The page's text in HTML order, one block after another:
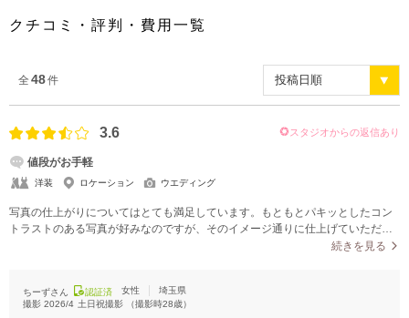
海での撮影 スタジオでの撮影
クチコミ・評判・費用一覧
全 48件
3.6 スタジオからの返信あり
値段がお手軽
洋装 ロケーション ウエディング
写真の仕上がりについてはとても満足しています。もともとパキッとしたコン
トラストのある写真が好みなのですが、そのイメージ通りに仕上げていただけ
ました。色味や明るさも絶妙で、全体的にメリハリのある印象的な写真になっ
も嬉しかったです。何度も見返したくなるような、満足度の高い写真になりま
した
続きを見る
ちーずさん 認証済 女性
埼玉県
撮影 2026/4 土日祝撮影 （撮影時28歳）